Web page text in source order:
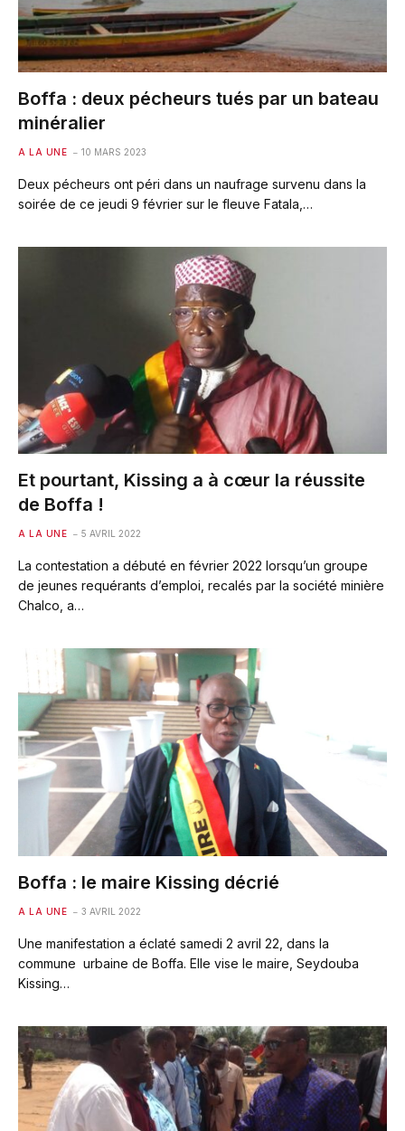
Boffa : deux pécheurs tués par un bateau
minéralier
A LA UNE 10 MARS 2023
Deux pécheurs ont péri dans un naufrage survenu dans la
soirée de ce jeudi 9 février sur le fleuve Fatala,…
Et pourtant, Kissing a à cœur la réussite
de Boffa !
A LA UNE 5 AVRIL 2022
La contestation a débuté en février 2022 lorsqu’un groupe
de jeunes requérants d’emploi, recalés par la société minière
Chalco, a…
Boffa : le maire Kissing décrié
A LA UNE 3 AVRIL 2022
Une manifestation a éclaté samedi 2 avril 22, dans la
commune urbaine de Boffa. Elle vise le maire, Seydouba
Kissing…